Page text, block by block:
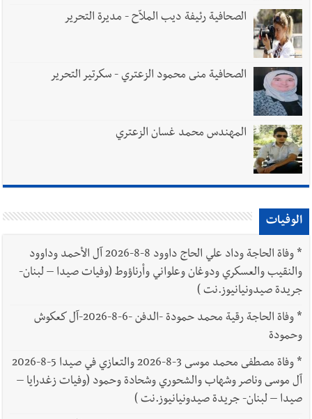
الصحافية رئيفة ديب الملاّح - مديرة التحرير
الصحافية منى محمود الزعتري - سكرتير التحرير
المهندس محمد غسان الزعتري
الوفيات
*
وفاة الحاجة وداد علي الحاج داوود 8-8-2026 آل الأحمد وداوود
والنقيب والعسكري ودوغان وعلواني وأرناؤوط (وفيات صيدا – لبنان-
جريدة صيدونيانيوز.نت )
*
وفاة الحاجة رقية محمد حمودة -الدفن -6-8-2026-آل كعكوش
وحمودة
*
وفاة مصطفى محمد موسى 3-8-2026 والتعازي في صيدا 5-8-2026
آل موسى وناصر وشهاب والشحوري وشحادة وحمود (وفيات زغدرايا –
صيدا – لبنان- جريدة صيدونيانيوز.نت )